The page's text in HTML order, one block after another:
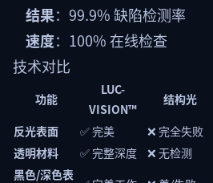
结果：99.9% 缺陷检测率
速度：100% 在线检查
技术对比
功能
LUC-
VISION™
结构光
反光表面
✅ 完美 ❌ 完全失败
透明材料
✅ 完整深度 ❌ 无检测
黑色/深色表